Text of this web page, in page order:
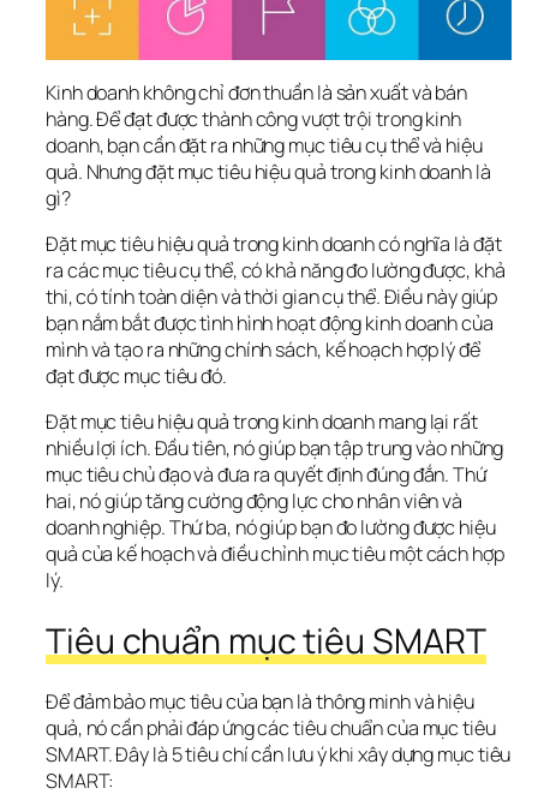
Kinh doanh không chỉ đơn thuần là sản xuất và bán
hàng. Để đạt được thành công vượt trội trong kinh
doanh, bạn cần đặt ra những mục tiêu cụ thể và hiệu
quả. Nhưng đặt mục tiêu hiệu quả trong kinh doanh là
gì?
Đặt mục tiêu hiệu quả trong kinh doanh có nghĩa là đặt
ra các mục tiêu cụ thể, có khả năng đo lường được, khả
thi, có tính toàn diện và thời gian cụ thể. Điều này giúp
bạn nắm bắt được tình hình hoạt động kinh doanh của
mình và tạo ra những chính sách, kế hoạch hợp lý để
đạt được mục tiêu đó.
Đặt mục tiêu hiệu quả trong kinh doanh mang lại rất
nhiều lợi ích. Đầu tiên, nó giúp bạn tập trung vào những
mục tiêu chủ đạo và đưa ra quyết định đúng đắn. Thứ
hai, nó giúp tăng cường động lực cho nhân viên và
doanh nghiệp. Thứ ba, nó giúp bạn đo lường được hiệu
quả của kế hoạch và điều chỉnh mục tiêu một cách hợp
lý.
Tiêu chuẩn mục tiêu SMART
Để đảm bảo mục tiêu của bạn là thông minh và hiệu
quả, nó cần phải đáp ứng các tiêu chuẩn của mục tiêu
SMART. Đây là 5 tiêu chí cần lưu ý khi xây dựng mục tiêu
SMART: